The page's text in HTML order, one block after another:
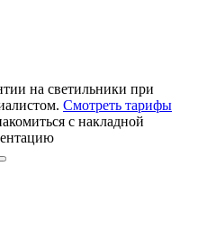
на светильники при
Смотреть тарифы
с накладной